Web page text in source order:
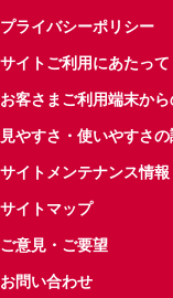
プライバシーポリシー
サイトご利用にあたって
お客さまご利用端末か
見やすさ・使いやすさ
サイトメンテナンス情報
サイトマップ
ご意見・ご要望
お問い合わせ